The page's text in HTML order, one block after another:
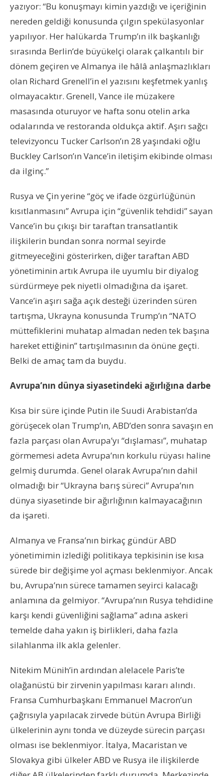
yazıyor: “Bu konuşmayı kimin yazdığı ve içeriğinin
nereden geldiği konusunda çılgın spekülasyonlar
yapılıyor. Her halükarda Trump’ın ilk başkanlığı
sırasında Berlin’de büyükelçi olarak çalkantılı bir
dönem geçiren ve Almanya ile hâlâ anlaşmazlıkları
olan Richard Grenell’in el yazısını keşfetmek yanlış
olmayacaktır. Grenell, Vance ile müzakere
masasında oturuyor ve hafta sonu otelin arka
odalarında ve restoranda oldukça aktif. Aşırı sağcı
televizyoncu Tucker Carlson’ın 28 yaşındaki oğlu
Buckley Carlson’ın Vance’in iletişim ekibinde olması
da ilginç.”
Rusya ve Çin yerine “göç ve ifade özgürlüğünün
kısıtlanmasını” Avrupa için “güvenlik tehdidi” sayan
Vance’in bu çıkışı bir taraftan transatlantik
ilişkilerin bundan sonra normal seyirde
gitmeyeceğini gösterirken, diğer taraftan ABD
yönetiminin artık Avrupa ile uyumlu bir diyalog
sürdürmeye pek niyetli olmadığına da işaret.
Vance’in aşırı sağa açık desteği üzerinden süren
tartışma, Ukrayna konusunda Trump’ın “NATO
müttefiklerini muhatap almadan neden tek başına
hareket ettiğinin” tartışılmasının da önüne geçti.
Belki de amaç tam da buydu.
Avrupa’nın dünya siyasetindeki ağırlığına darbe
Kısa bir süre içinde Putin ile Suudi Arabistan’da
görüşecek olan Trump’ın, ABD’den sonra savaşın en
fazla parçası olan Avrupa’yı “dışlaması”, muhatap
görmemesi adeta Avrupa’nın korkulu rüyası haline
gelmiş durumda. Genel olarak Avrupa’nın dahil
olmadığı bir “Ukrayna barış süreci” Avrupa’nın
dünya siyasetinde bir ağırlığının kalmayacağının
da işareti.
Almanya ve Fransa’nın birkaç gündür ABD
yönetimimin izlediği politikaya tepkisinin ise kısa
sürede bir değişime yol açması beklenmiyor. Ancak
bu, Avrupa’nın sürece tamamen seyirci kalacağı
anlamına da gelmiyor. “Avrupa’nın Rusya tehdidine
karşı kendi güvenliğini sağlama” adına askeri
temelde daha yakın iş birlikleri, daha fazla
silahlanma ilk akla gelenler.
Nitekim Münih’in ardından alelacele Paris’te
olağanüstü bir zirvenin yapılması kararı alındı.
Fransa Cumhurbaşkanı Emmanuel Macron’un
çağrısıyla yapılacak zirvede bütün Avrupa Birliği
ülkelerinin aynı tonda ve düzeyde sürecin parçası
olması ise beklenmiyor. İtalya, Macaristan ve
Slovakya gibi ülkeler ABD ve Rusya ile ilişkilerde